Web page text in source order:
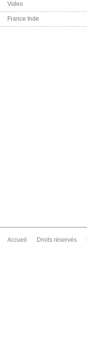
Video
France Inde
Accueil Droits réservés